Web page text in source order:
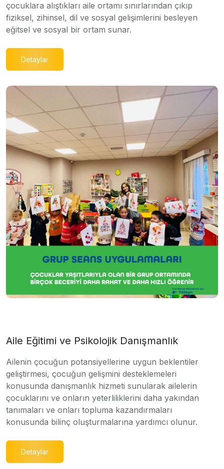
çocuklara alıştıkları aile ortamı sınırlarından çıkıp
fiziksel, zihinsel, dil ve sosyal gelişimlerini besleyen
eğitsel ve sosyal bir ortam sunar.
Detaylar
Aile Eğitimi ve Psikolojik Danışmanlık
Ailenin çocuğun potansiyellerine uygun beklentiler
geliştirmesi, çocuğun gelişmini desteklemeleri
konusunda danışmanlık hizmeti sunularak ailelerin
çocuklarını ve onların yeterliliklerini daha yakından
tanımaları ve onları topluma kazandırmaları
konusunda bilinç oluşturmalarına yardımcı olunur.
Detaylar